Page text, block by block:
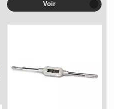
Voir